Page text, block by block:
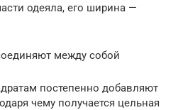
одеяла, его ширина —
между собой
постепенно добавляют
чему получается цельная